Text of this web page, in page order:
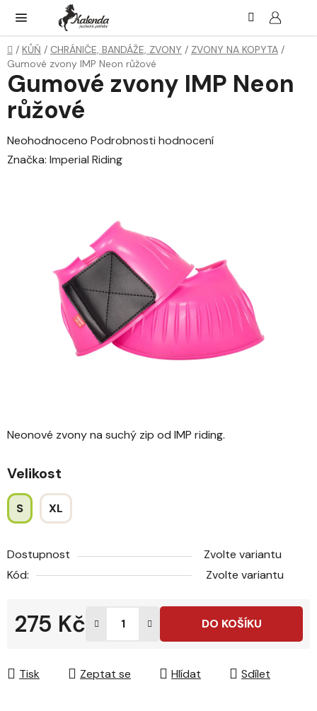
obsah
Domů
/ KŮŇ / CHRÁNIČE, BANDÁŽE, ZVONY / ZVONY NA KOPYTA /
Gumové zvony IMP Neon růžové
Neonové zvony na suchý zip od IMP riding.
Velikost
S XL
Dostupnost
Zvolte variantu
Kód:
Zvolte variantu
275 Kč DO KOŠÍKU
Tisk Zeptat se Hlídat Sdílet
Gumové zvony IMP Neon
růžové
Průměrné
hodnocení
hvězdiček.
Neohodnoceno Podrobnosti hodnocení
Značka: Imperial Riding